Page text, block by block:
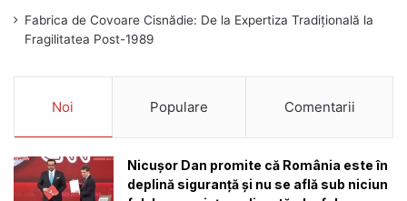
Fabrica de Covoare Cisnădie: De la Expertiza Tradițională la
Fragilitatea Post-1989
Noi Populare Comentarii
Nicușor Dan promite că România este în
deplină siguranță și nu se află sub niciun